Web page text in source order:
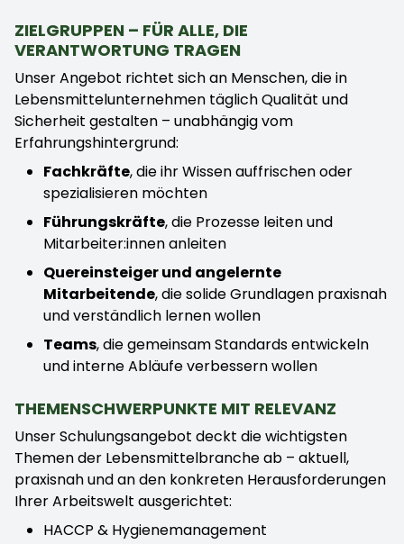
ZIELGRUPPEN – FÜR ALLE, DIE
VERANTWORTUNG TRAGEN
Unser Angebot richtet sich an Menschen, die in
Lebensmittelunternehmen täglich Qualität und
Sicherheit gestalten – unabhängig vom
Erfahrungshintergrund:
Fachkräfte, die ihr Wissen auffrischen oder
spezialisieren möchten
Führungskräfte, die Prozesse leiten und
Mitarbeiter:innen anleiten
Quereinsteiger und angelernte
Mitarbeitende, die solide Grundlagen praxisnah
und verständlich lernen wollen
Teams, die gemeinsam Standards entwickeln
und interne Abläufe verbessern wollen
THEMENSCHWERPUNKTE MIT RELEVANZ
Unser Schulungsangebot deckt die wichtigsten
Themen der Lebensmittelbranche ab – aktuell,
praxisnah und an den konkreten Herausforderungen
Ihrer Arbeitswelt ausgerichtet:
HACCP & Hygienemanagement